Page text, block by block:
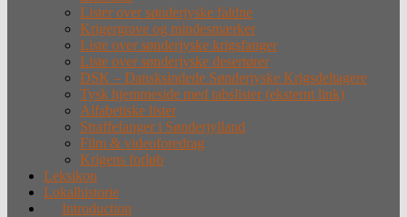
Lister over sønderjyske faldne
Krigergrave og mindesmærker
Liste over sønderjyske krigsfanger
Liste over sønderjyske desertører
DSK – Dansksindede Sønderjyske Krigsdeltagere
Tysk hjemmeside med tabslister (eksternt link)
Alfabetiske lister
Straffefanger i Sønderjylland
Film & videoforedrag
Krigens forløb
Leksikon
Lokalhistorie
Introduction